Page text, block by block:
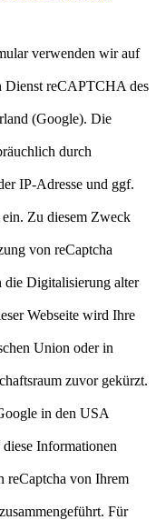
verwenden wir auf
Dienst reCAPTCHA des
(Google). Die
durch
IP-Adresse und ggf.
Zu diesem Zweck
von reCaptcha
die Digitalisierung alter
Webseite wird Ihre
Union oder in
zuvor gekürzt.
in den USA
Informationen
reCaptcha von Ihrem
Für